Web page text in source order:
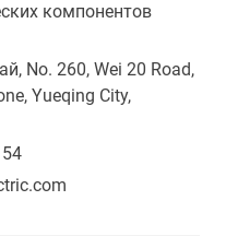
компонентов
No. 260, Wei 20 Road,
Yueqing City,